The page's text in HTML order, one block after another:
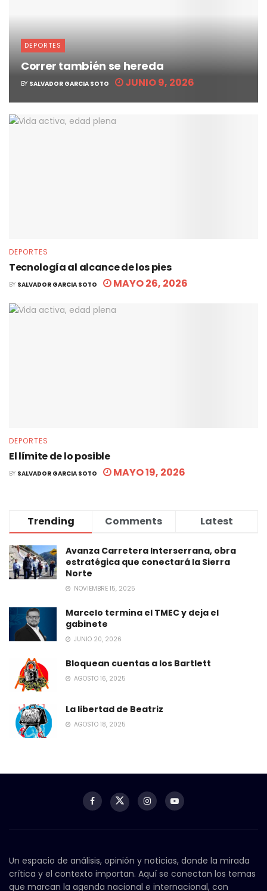
DEPORTES
Correr también se hereda
BY SALVADOR GARCIA SOTO JUNIO 9, 2026
DEPORTES
Tecnología al alcance de los pies
BY SALVADOR GARCIA SOTO MAYO 26, 2026
DEPORTES
El límite de lo posible
BY SALVADOR GARCIA SOTO MAYO 19, 2026
Trending Comments Latest
Avanza Carretera Interserrana, obra
estratégica que conectará la Sierra
Norte
NOVIEMBRE 15, 2025
Marcelo termina el TMEC y deja el
gabinete
JUNIO 20, 2026
Bloquean cuentas a los Bartlett
AGOSTO 16, 2025
La libertad de Beatriz
AGOSTO 18, 2025
Un espacio de análisis, opinión y noticias, donde la mirada
crítica y el contexto importan. Aquí se conectan los temas
que marcan la agenda nacional e internacional, con